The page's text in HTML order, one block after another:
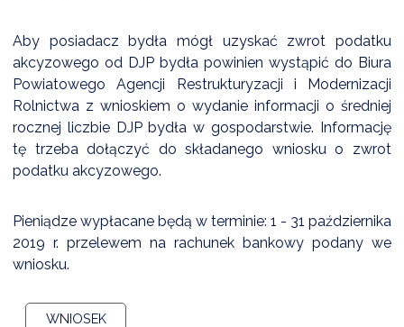
Aby posiadacz bydła mógł uzyskać zwrot podatku
akcyzowego od DJP bydła powinien wystąpić do Biura
Powiatowego Agencji Restrukturyzacji i Modernizacji
Rolnictwa z wnioskiem o wydanie informacji o średniej
rocznej liczbie DJP bydła w gospodarstwie. Informację
tę trzeba dołączyć do składanego wniosku o zwrot
podatku akcyzowego.
Pieniądze wypłacane będą w terminie: 1 - 31 października
2019 r. przelewem na rachunek bankowy podany we
wniosku.
WNIOSEK